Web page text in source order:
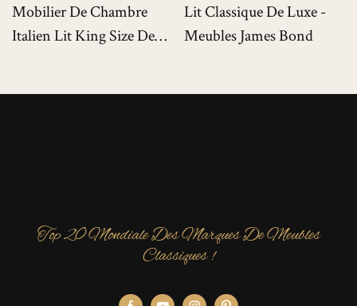
Mobilier De Chambre
Italien Lit King Size De
Lit Classique De Luxe -
Meubles James Bond
Top 20 Mondiale Des Marques De Meubles
Classiques !